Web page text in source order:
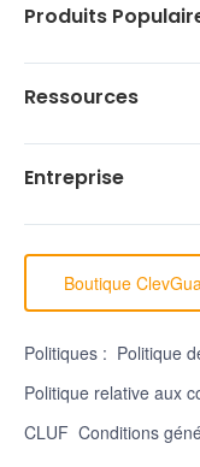
Produits
Ressources
Entreprise
Boutique
Politiques : Politique
Politique relative aux
CLUF Conditions